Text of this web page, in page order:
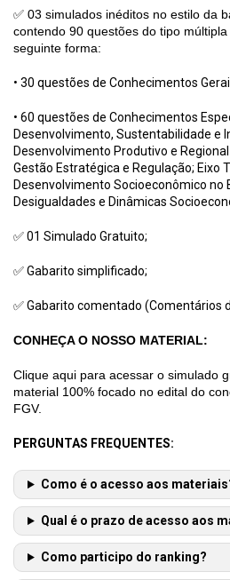
✅ 03 simulados inéditos no estilo da
contendo 90 questões do tipo
seguinte forma:
• 30 questões de Conhecimentos
• 60 questões de Conhecimentos
Desenvolvimento, Sustentabilidade e
Desenvolvimento Produtivo e
Gestão Estratégica e Regulação; Eixo
Desenvolvimento Socioeconômico no
Desigualdades e Dinâmicas
✅ 01 Simulado Gratuito;
✅ Gabarito simplificado;
✅ Gabarito comentado (Comentários
CONHEÇA O NOSSO MATERIAL:
Clique aqui para acessar o simulado
material 100% focado no edital do
FGV.
PERGUNTAS FREQUENTES:
Como é o acesso aos
Qual é o prazo de acesso aos
Como participo do ranking?